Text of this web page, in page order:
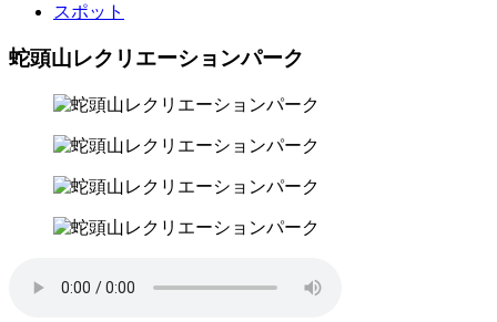
スポット
蛇頭山レクリエーションパーク